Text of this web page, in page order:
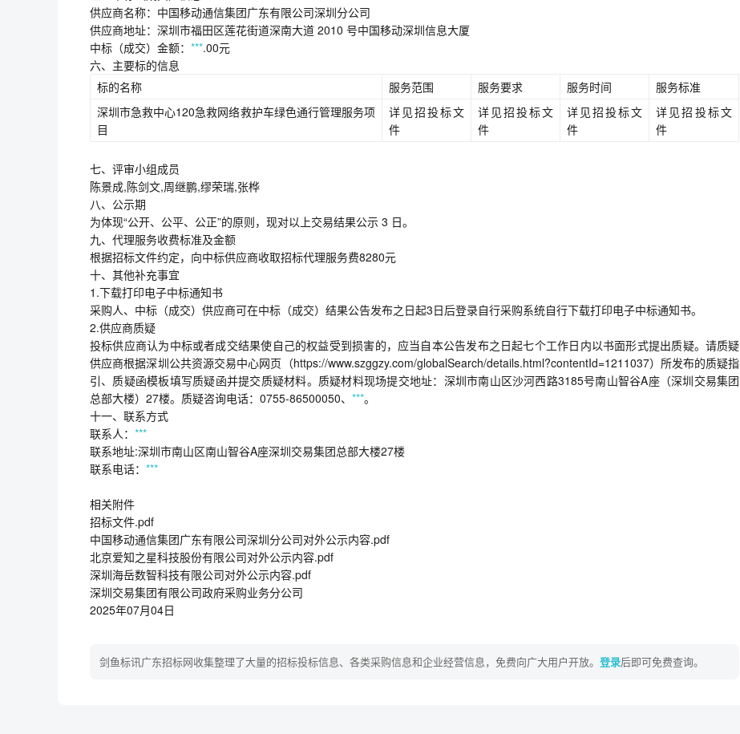
供应商名称：中国移动通信集团广东有限公司深圳分公司
供应商地址：深圳市福田区莲花街道深南大道 2010 号中国移动深圳信息大厦
中标（成交）金额： ***.00元
六、主要标的信息
标的名称
服务范围 服务要求 服务时间
服务标准
深圳市急救中心120急救网络救护车绿色通行管理服务项
目
详见招投标文
件
详见招投标文
件
详见招投标文
件
详见招投标文
件
七、评审小组成员
陈景成,陈剑文,周继鹏,缪荣瑞,张桦
八、公示期
为体现“公开、公平、公正”的原则，现对以上交易结果公示 3 日。
九、代理服务收费标准及金额
根据招标文件约定，向中标供应商收取招标代理服务费8280元
十、其他补充事宜
1.下载打印电子中标通知书
采购人、中标（成交）供应商可在中标（成交）结果公告发布之日起3日后登录自行采购系统自行下载打印电子中标通知书。
2.供应商质疑
投标供应商认为中标或者成交结果使自己的权益受到损害的，应当自本公告发布之日起七个工作日内以书面形式提出质疑。请质疑
供应商根据深圳公共资源交易中心网页（https://www.szggzy.com/globalSearch/details.html?contentId=1211037）所发布的质疑指
引、质疑函模板填写质疑函并提交质疑材料。质疑材料现场提交地址：深圳市南山区沙河西路3185号南山智谷A座（深圳交易集团
总部大楼）27楼。质疑咨询电话：0755-86500050、 ***。
十一、联系方式
联系人： ***
联系地址:深圳市南山区南山智谷A座深圳交易集团总部大楼27楼
联系电话： ***
相关附件
招标文件.pdf
中国移动通信集团广东有限公司深圳分公司对外公示内容.pdf
北京爱知之星科技股份有限公司对外公示内容.pdf
深圳海岳数智科技有限公司对外公示内容.pdf
深圳交易集团有限公司政府采购业务分公司
2025年07月04日
剑鱼标讯广东招标网收集整理了大量的招标投标信息、各类采购信息和企业经营信息，免费向广大用户开放。 登录后即可免费查询。